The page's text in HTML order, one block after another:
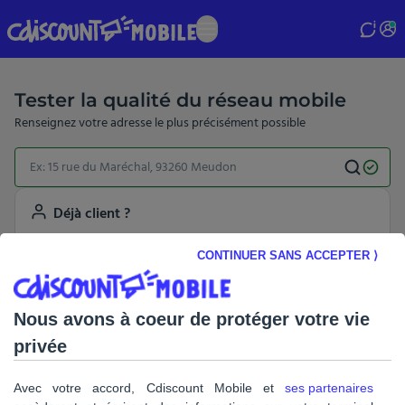
to
main
Tester la qualité du réseau mobile
Renseignez votre adresse le plus précisément possible
Déjà client ?
Vous pouvez vous connecter pour bénéficier
d’informations personnalisées.
Je me connecte
Nous avons à coeur de protéger votre vie
privée
Avec votre accord, Cdiscount Mobile et ses partenaires
CONTINUER SANS ACCEPTER ⟩